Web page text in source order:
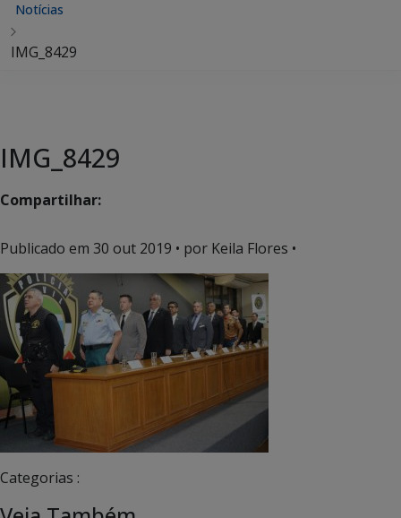
Notícias
IMG_8429
IMG_8429
Compartilhar:
Publicado em 30 out 2019 • por Keila Flores •
Categorias :